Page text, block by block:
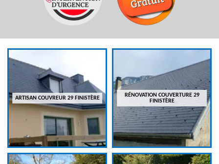
ARTISAN COUVREUR 29 FINISTÈRE
RÉNOVATION COUVERTURE 29
FINISTÈRE